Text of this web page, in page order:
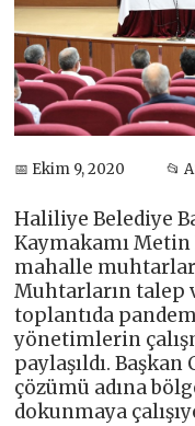
📅 Ekim 9, 2020 📂
Haliliye Belediye
Kaymakamı
mahalle
Muhtarların
toplantıda
yönetimlerin
paylaşıldı.
çözümü adına
dokunmaya